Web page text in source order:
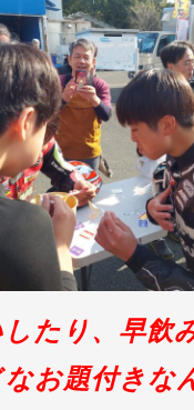
たり、早飲
お題付きな